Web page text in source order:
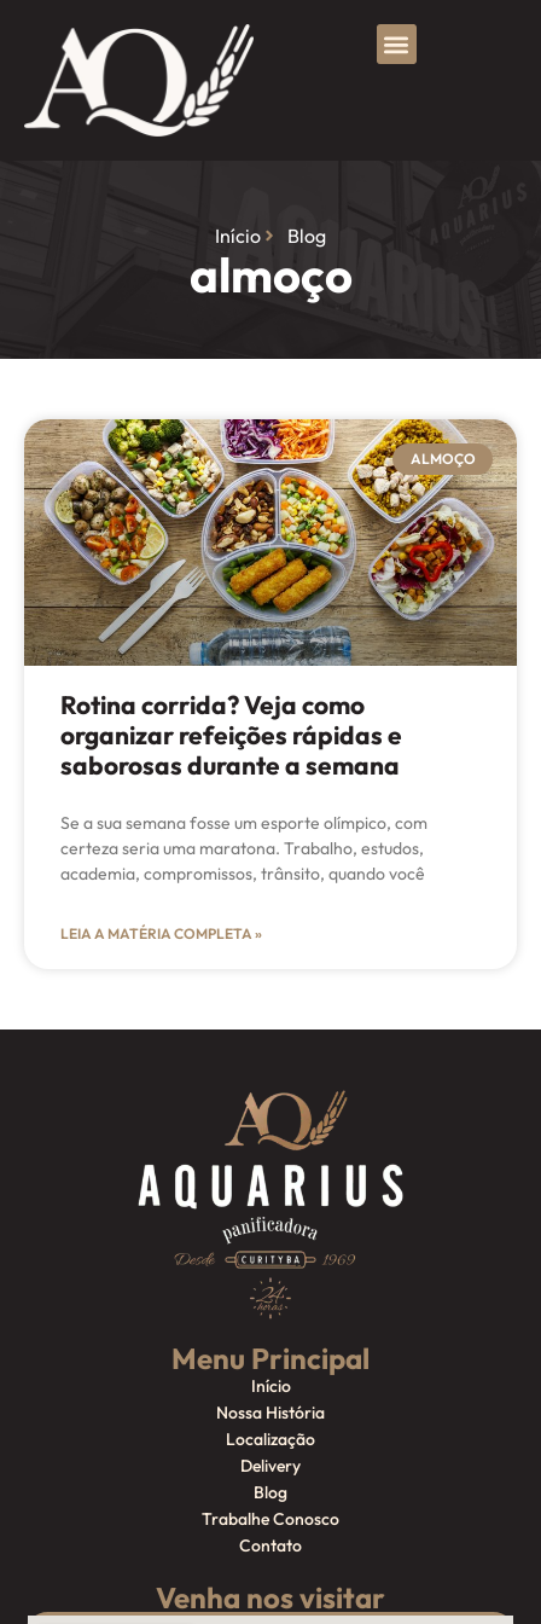
Início Blog
almoço
ALMOÇO
Rotina corrida? Veja como
organizar refeições rápidas e
saborosas durante a semana
Se a sua semana fosse um esporte olímpico, com
certeza seria uma maratona. Trabalho, estudos,
academia, compromissos, trânsito, quando você
LEIA A MATÉRIA COMPLETA »
Menu Principal
Início
Nossa História
Localização
Delivery
Blog
Trabalhe Conosco
Contato
Venha nos visitar